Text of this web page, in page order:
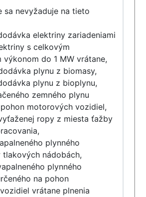
sa nevyžaduje na tieto
elektriny zariadeniami
s celkovým
výkonom do 1 MW vrátane,
plynu z biomasy,
plynu z bioplynu,
zemného plynu
motorových vozidiel,
ropy z miesta ťažby
plynného
nádobách,
plynného
na pohon
vrátane plnenia